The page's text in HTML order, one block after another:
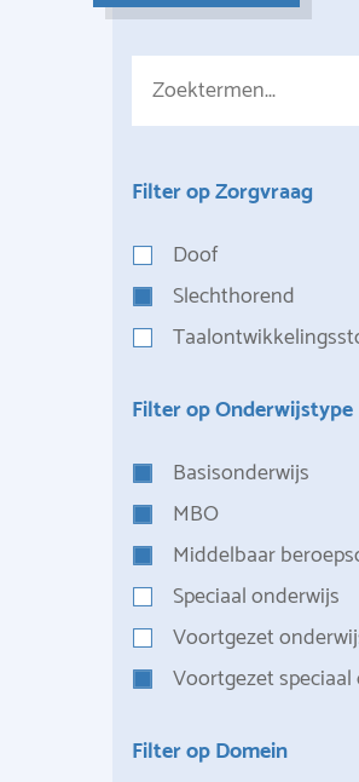
Filter op Zorgvraag
Doof
Slechthorend
Filter op Onderwijstype
Basisonderwijs
MBO
Middelbaar
Speciaal onderwijs
Voortgezet
Voortgezet
Filter op Domein